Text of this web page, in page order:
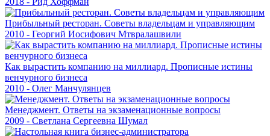
Прибыльный ресторан. Советы владельцам и управляющим
2010 - Георгий Иосифович Мтвралашвили
Как вырастить компанию на миллиард. Прописные истины
венчурного бизнеса
2010 - Олег Манчулянцев
Менеджмент. Ответы на экзаменационные вопросы
2009 - Светлана Сергеевна Шумал